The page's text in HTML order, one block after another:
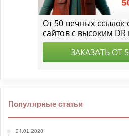
Популярные статьи
24.01.2020